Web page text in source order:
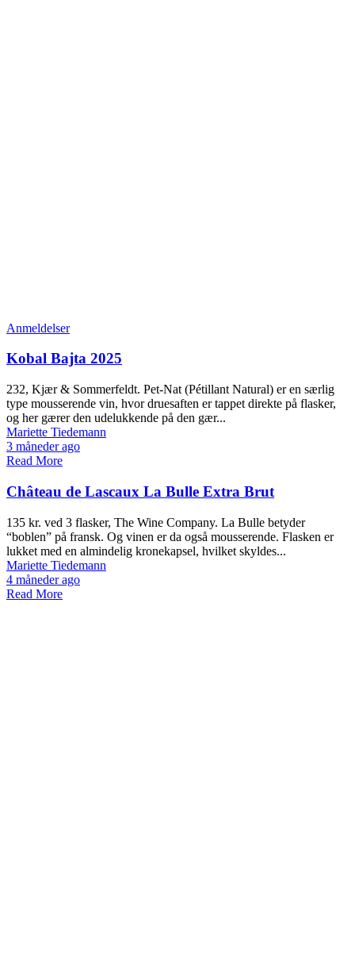
Anmeldelser
Kobal Bajta 2025
232, Kjær & Sommerfeldt. Pet-Nat (Pétillant Natural) er en særlig
type mousserende vin, hvor druesaften er tappet direkte på flasker,
og her gærer den udelukkende på den gær...
Mariette Tiedemann
3 måneder ago
Read More
Château de Lascaux La Bulle Extra Brut
135 kr. ved 3 flasker, The Wine Company. La Bulle betyder
“boblen” på fransk. Og vinen er da også mousserende. Flasken er
lukket med en almindelig kronekapsel, hvilket skyldes...
Mariette Tiedemann
4 måneder ago
Read More